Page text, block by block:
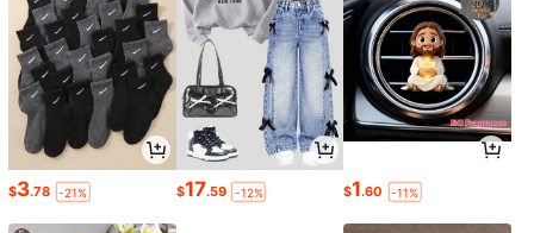
$3.78 -21% $17.59 -12% $1.60 -11%